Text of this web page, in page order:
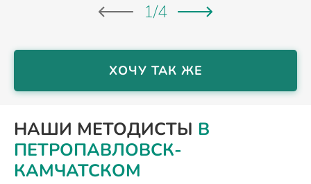
1/4
ХОЧУ ТАК ЖЕ
НАШИ МЕТОДИСТЫ В
ПЕТРОПАВЛОВСК-
КАМЧАТСКОМ